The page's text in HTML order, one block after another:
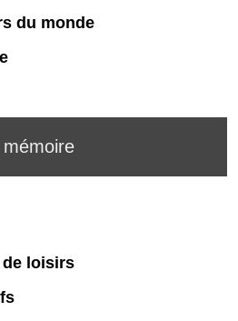
du monde
de loisirs